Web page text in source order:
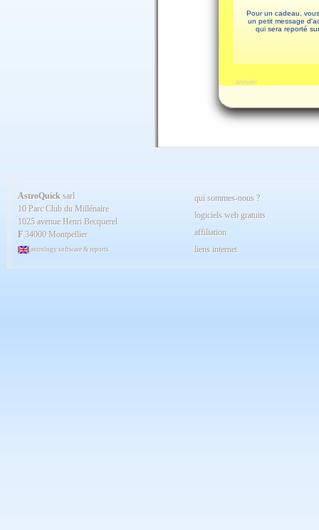
Pour un cadeau,
un petit message
qui sera reporté
annuler
AstroQuick sarl
10 Parc Club du Millénaire
1025 avenue Henri Becquerel
F34000 Montpellier
astrology software & reports
qui sommes-nous ?
logiciels web gratuits
affiliation
liens internet